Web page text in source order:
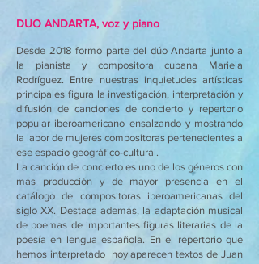
DUO ANDARTA, voz y piano
Desde 2018 formo parte del dúo Andarta junto a
la pianista y compositora cubana Mariela
Rodríguez. Entre nuestras inquietudes artísticas
principales figura la investigación, interpretación y
difusión de canciones de concierto y repertorio
popular iberoamericano ensalzando y mostrando
la labor de mujeres compositoras pertenecientes a
ese espacio geográfico-cultural.
La canción de concierto es uno de los géneros con
más producción y de mayor presencia en el
catálogo de compositoras iberoamericanas del
siglo XX. Destaca además, la adaptación musical
de poemas de importantes figuras literarias de la
poesía en lengua española. En el repertorio que
hemos interpretado hoy aparecen textos de Juan